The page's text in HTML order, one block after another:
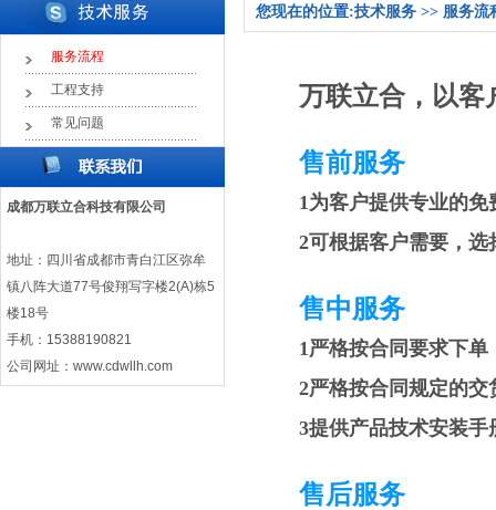
服务流程
工程支持
常见问题
成都万联立合科技有限公司
地址：四川省成都市青白江区弥牟
镇八阵大道77号俊翔写字楼2(A)栋5
楼18号
手机：15388190821
公司网址： www.cdwllh.com
您现在的位置:技术服务 >> 服务流
万联立合，以客
售前服务
1为客户提供专业的
2可根据客户需要，
售中服务
1严格按合同要求下
2严格按合同规定的
3提供产品技术安装
售后服务